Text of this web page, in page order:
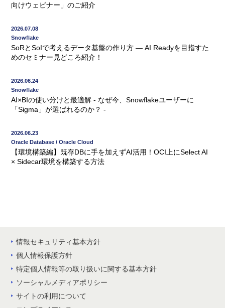
向けウェビナー」のご紹介
2026.07.08
Snowflake
SoRとSoIで考えるデータ基盤の作り方 ― AI Readyを目指すた
めのセミナー見どころ紹介！
2026.06.24
Snowflake
AI×BIの使い分けと最適解 - なぜ今、Snowflakeユーザーに
「Sigma」が選ばれるのか？ -
2026.06.23
Oracle Database / Oracle Cloud
【環境構築編】既存DBに手を加えずAI活用！OCI上にSelect AI
× Sidecar環境を構築する方法
情報セキュリティ基本方針
個人情報保護方針
特定個人情報等の取り扱いに関する基本方針
ソーシャルメディアポリシー
サイトの利用について